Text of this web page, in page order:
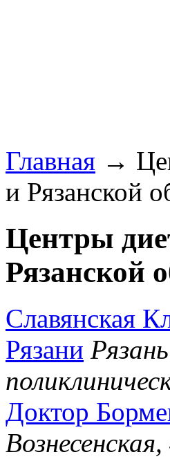
Главная →
и Рязанской
Центры
Рязанской
Славянская
Рязани
Доктор